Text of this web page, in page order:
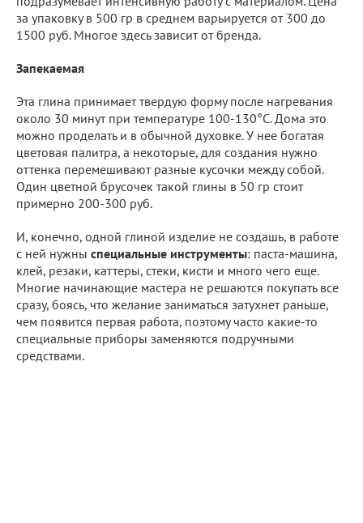
за упаковку в 500 гр в среднем варьируется от 300 до
1500 руб. Многое здесь зависит от бренда.
Запекаемая
Эта глина принимает твердую форму после нагревания
около 30 минут при температуре 100-130°С. Дома это
можно проделать и в обычной духовке. У нее богатая
цветовая палитра, а некоторые, для создания нужно
оттенка перемешивают разные кусочки между собой.
Один цветной брусочек такой глины в 50 гр стоит
примерно 200-300 руб.
И, конечно, одной глиной изделие не создашь, в работе
с ней нужны специальные инструменты: паста-машина,
клей, резаки, каттеры, стеки, кисти и много чего еще.
Многие начинающие мастера не решаются покупать все
сразу, боясь, что желание заниматься затухнет раньше,
чем появится первая работа, поэтому часто какие-то
специальные приборы заменяются подручными
средствами.